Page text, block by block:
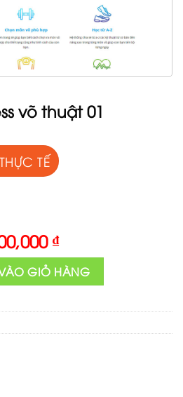
võ thuật 01
TẾ
₫.
₫Current
price
is:
5,000,000 ₫.
01 số lượng
GIỎ HÀNG